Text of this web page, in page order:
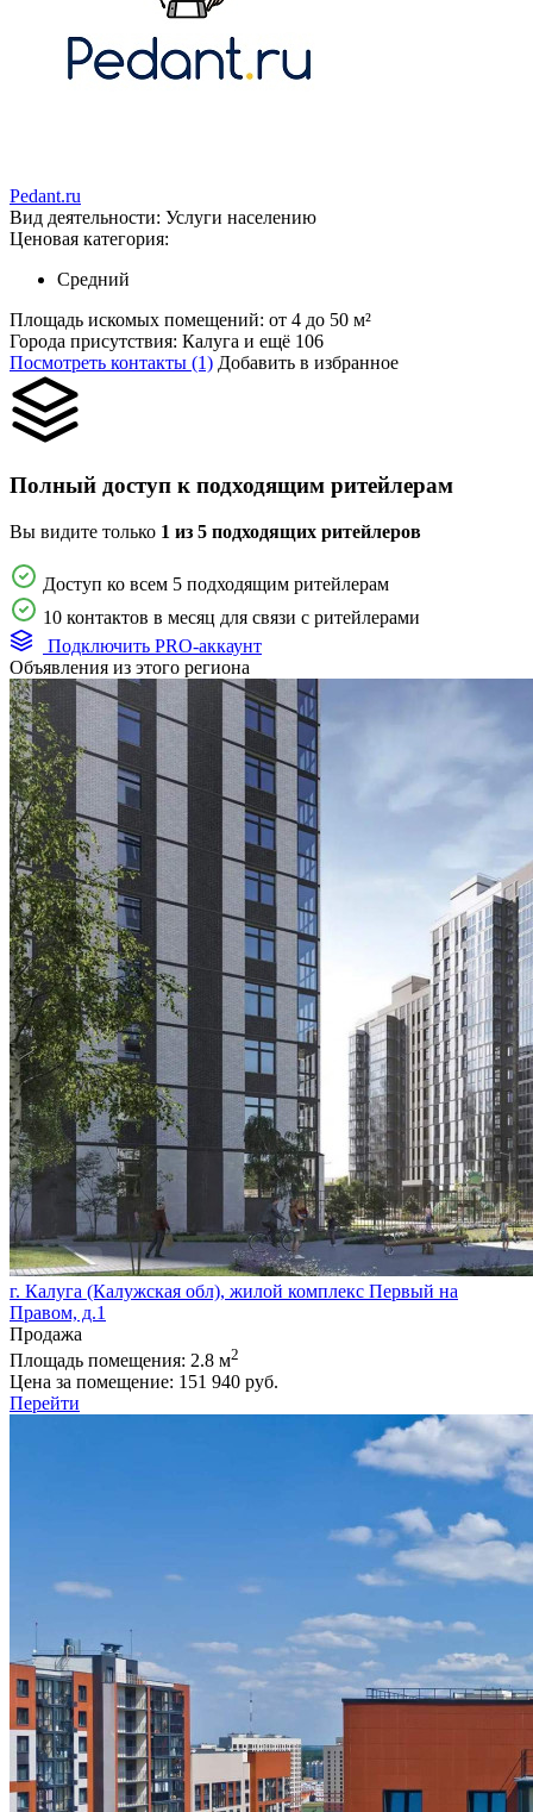
Pedant.ru
Вид деятельности: Услуги населению
Ценовая категория:
Средний
Площадь искомых помещений: от 4 до 50 м²
Города присутствия: Калуга и ещё 106
Посмотреть контакты (1) Добавить в избранное
Полный доступ к подходящим ритейлерам
Вы видите только 1 из 5 подходящих ритейлеров
Доступ ко всем 5 подходящим ритейлерам
10 контактов в месяц для связи с ритейлерами
Подключить PRO-аккаунт
Объявления из этого региона
г. Калуга (Калужская обл), жилой комплекс Первый на
Правом, д.1
Продажа
Площадь помещения: 2.8 м2
Цена за помещение: 151 940 руб.
Перейти